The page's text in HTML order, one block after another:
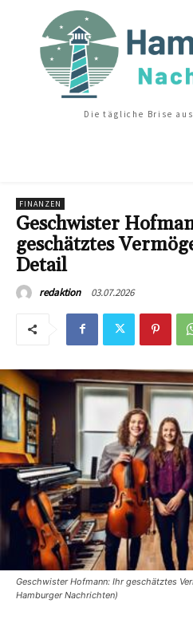
Die tägliche Brise
FINANZEN
Geschwister
geschätztes
Detail
redaktion 03.07.2026
Geschwister Hofmann: Ihr geschätztes
Hamburger Nachrichten)